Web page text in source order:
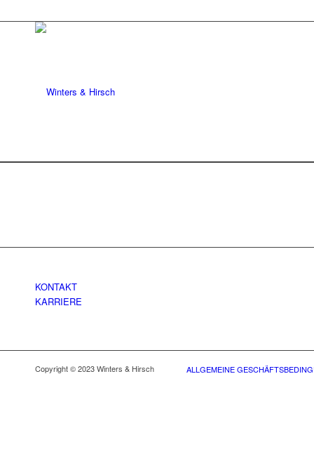
KONTAKT
KARRIERE
Copyright © 2023 Winters & Hirsch ALLGEMEINE